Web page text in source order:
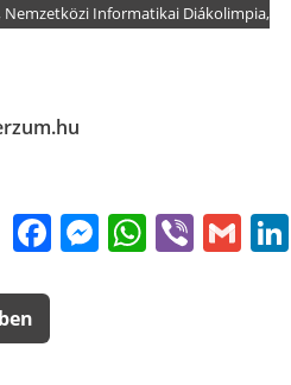
Nemzetközi Informatikai Diákolimpia,
FacebookViber